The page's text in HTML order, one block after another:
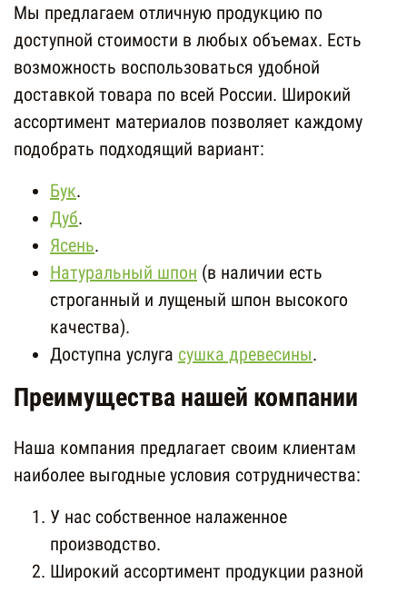
Мы предлагаем отличную продукцию по
доступной стоимости в любых объемах. Есть
возможность воспользоваться удобной
доставкой товара по всей России. Широкий
ассортимент материалов позволяет каждому
подобрать подходящий вариант:
Бук.
Дуб.
Ясень.
Натуральный шпон (в наличии есть
строганный и лущеный шпон высокого
качества).
Доступна услуга сушка древесины.
Преимущества нашей компании
Наша компания предлагает своим клиентам
наиболее выгодные условия сотрудничества:
У нас собственное налаженное
производство.
Широкий ассортимент продукции разной